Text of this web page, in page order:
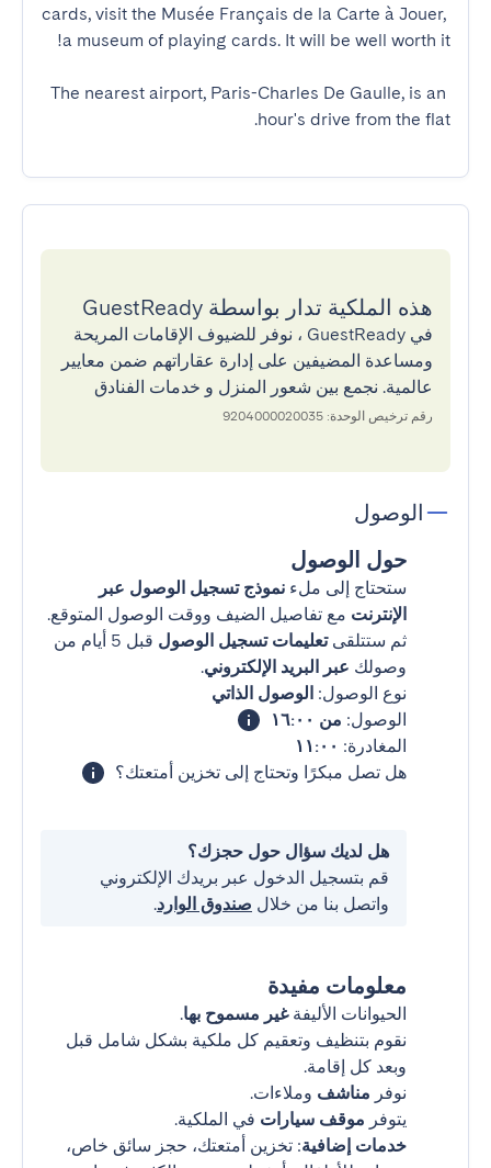
cards, visit the Musée Français de la Carte à Jouer,
The nearest airport, Paris-Charles De Gaulle, is an
hour's drive from the flat.
هذه الملكية تدار بواسطة GuestReady
في GuestReady ، نوفر للضيوف الإقامات المريحة
ومساعدة المضيفين على إدارة عقاراتهم ضمن معايير
عالمية. نجمع بين شعور المنزل و خدمات الفنادق
رقم ترخيص الوحدة: 9204000020035
الوصول
حول الوصول
ستحتاج إلى ملء نموذج تسجيل الوصول عبر
الإنترنت مع تفاصيل الضيف ووقت الوصول المتوقع.
ثم ستتلقىتعليمات تسجيل الوصول
قبل 5 أيام من
وصولك عبر البريد الإلكتروني.
نوع الوصول: الوصول الذاتي
الوصول: من ١٦:٠٠
المغادرة: ١١:٠٠
هل تصل مبكرًا وتحتاج إلى تخزين أمتعتك؟
هل لديك سؤال حول حجزك؟
قم بتسجيل الدخول عبر بريدك الإلكتروني
واتصل بنا من خلال صندوق الوارد.
معلومات مفيدة
الحيوانات الأليفةغير مسموح بها.
نقوم بتنظيف وتعقيم كل ملكية بشكل شامل قبل
وبعد كل إقامة.
نوفر مناشف وملاءات.
يتوفر موقف سيارات في الملكية.
خدمات إضافية: تخزين أمتعتك، حجز سائق خاص،